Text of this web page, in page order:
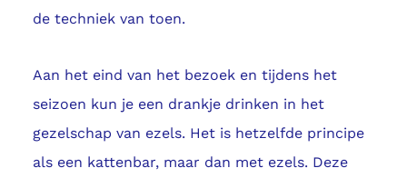
de techniek van toen.
Aan het eind van het bezoek en tijdens het
seizoen kun je een drankje drinken in het
gezelschap van ezels. Het is hetzelfde principe
als een kattenbar, maar dan met ezels. Deze